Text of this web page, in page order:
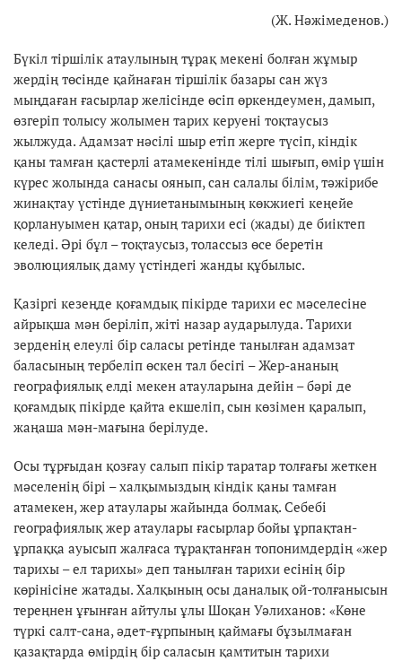
(Ж. Нәжімеденов.)
Бүкіл тіршілік атаулының тұрақ мекені болған жұмыр
жердің төсінде қайнаған тіршілік базары сан жүз
мыңдаған ғасырлар желісінде өсіп өркендеумен, дамып,
өзгеріп толысу жолымен тарих керуені тоқтаусыз
жылжуда. Адамзат нәсілі шыр етіп жерге түсіп, кіндік
қаны тамған қастерлі атамекенінде тілі шығып, өмір үшін
күрес жолында санасы оянып, сан салалы білім, тәжірибе
жинақтау үстінде дүниетанымының көкжиегі кеңейе
қорлануымен қатар, оның тарихи есі (жады) де биіктеп
келеді. Әрі бұл – тоқтаусыз, толассыз өсе беретін
эволюциялық даму үстіндегі жанды құбылыс.
Қазіргі кезеңде қоғамдық пікірде тарихи ес мәселесіне
айрықша мән беріліп, жіті назар аударылуда. Тарихи
зерденің елеулі бір саласы ретінде танылған адамзат
баласының тербеліп өскен тал бесігі – Жер-ананың
географиялық елді мекен атауларына дейін – бәрі де
қоғамдық пікірде қайта екшеліп, сын көзімен қаралып,
жаңаша мән-мағына берілуде.
Осы тұрғыдан қозғау салып пікір таратар толғағы жеткен
мәселенің бірі – халқымыздың кіндік қаны тамған
атамекен, жер атаулары жайында болмақ. Себебі
географиялық жер атаулары ғасырлар бойы ұрпақтан-
ұрпаққа ауысып жалғаса тұрақтанған топонимдердің «жер
тарихы – ел тарихы» деп танылған тарихи есінің бір
көрінісіне жатады. Халқының осы даналық ой-толғанысын
тереңнен ұғынған айтулы ұлы Шоқан Уәлиханов: «Көне
түркі салт-сана, әдет-ғұрпының қаймағы бұзылмаған
қазақтарда өмірдің бір саласын қамтитын тарихи